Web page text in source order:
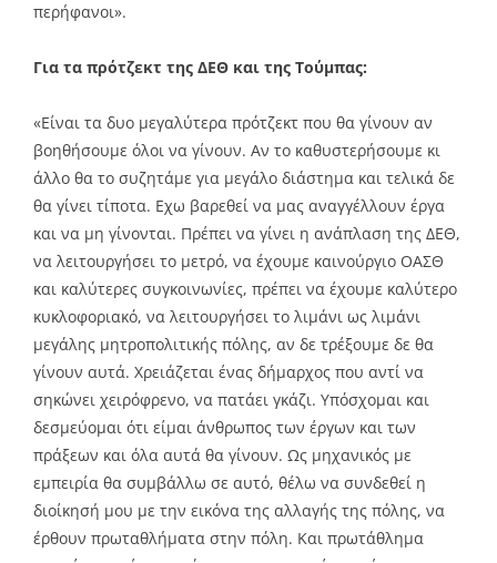
περήφανοι».
Για τα πρότζεκτ της ΔΕΘ και της Τούμπας:
«Είναι τα δυο μεγαλύτερα πρότζεκτ που θα γίνουν αν
βοηθήσουμε όλοι να γίνουν. Αν το καθυστερήσουμε κι
άλλο θα το συζητάμε για μεγάλο διάστημα και τελικά δε
θα γίνει τίποτα. Εχω βαρεθεί να μας αναγγέλλουν έργα
και να μη γίνονται. Πρέπει να γίνει η ανάπλαση της ΔΕΘ,
να λειτουργήσει το μετρό, να έχουμε καινούργιο ΟΑΣΘ
και καλύτερες συγκοινωνίες, πρέπει να έχουμε καλύτερο
κυκλοφοριακό, να λειτουργήσει το λιμάνι ως λιμάνι
μεγάλης μητροπολιτικής πόλης, αν δε τρέξουμε δε θα
γίνουν αυτά. Χρειάζεται ένας δήμαρχος που αντί να
σηκώνει χειρόφρενο, να πατάει γκάζι. Υπόσχομαι και
δεσμεύομαι ότι είμαι άνθρωπος των έργων και των
πράξεων και όλα αυτά θα γίνουν. Ως μηχανικός με
εμπειρία θα συμβάλλω σε αυτό, θέλω να συνδεθεί η
διοίκησή μου με την εικόνα της αλλαγής της πόλης, να
έρθουν πρωταθλήματα στην πόλη. Και πρωτάθλημα